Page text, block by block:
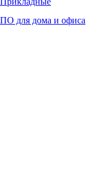
ПО для дома и офиса